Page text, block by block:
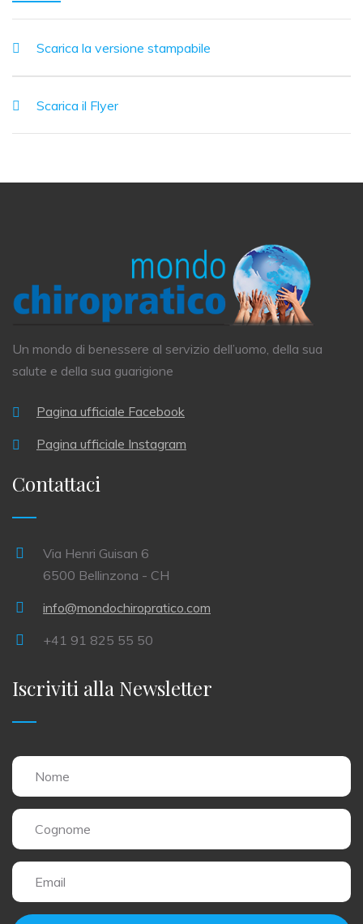
Scarica la versione stampabile
Scarica il Flyer
Un mondo di benessere al servizio dell’uomo, della sua
salute e della sua guarigione
Pagina ufficiale Facebook
Pagina ufficiale Instagram
Contattaci
Via Henri Guisan 6
6500 Bellinzona - CH
info@mondochiropratico.com
+41 91 825 55 50
Iscriviti alla Newsletter